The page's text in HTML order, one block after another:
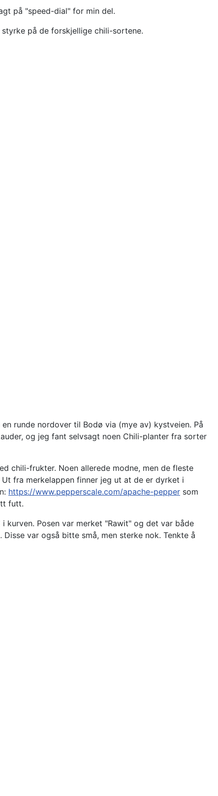
på "speed-dial" for min del.
på de forskjellige chili-sortene.
runde nordover til Bodø via (mye av) kystveien. På
og jeg fant selvsagt noen Chili-planter fra sorter
chili-frukter. Noen allerede modne, men de fleste
fra merkelappen finner jeg ut at de er dyrket i
https://www.pepperscale.com/apache-pepper som
futt.
kurven. Posen var merket "Rawit" og det var både
var også bitte små, men sterke nok. Tenkte å